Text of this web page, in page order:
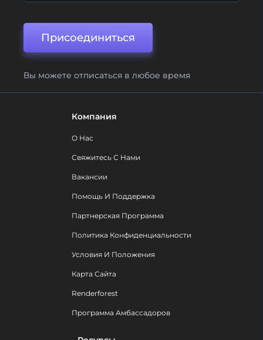
Присоединиться
Вы можете отписаться в любое время
Компания
О Нас
Свяжитесь С Нами
Вакансии
Помощь И Поддержка
Партнерская Программа
Политика Конфиденциальности
Условия И Положения
Карта Сайта
Renderforest
Программа Амбассадоров